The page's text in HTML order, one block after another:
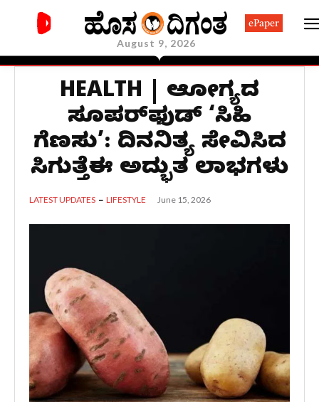
August 9, 2026
ePaper
HEALTH | ಆರೋಗ್ಯದ
ಸೂಪರ್‌ಫುಡ್ ‘ಸಿಹಿ
ಗೆಣಸು’: ದಿನನಿತ್ಯ ಸೇವಿಸಿದರೆ
ಸಿಗುತ್ತೆಈ ಅದ್ಭುತ ಲಾಭಗಳು
LATEST UPDATES LIFESTYLE June 15, 2026